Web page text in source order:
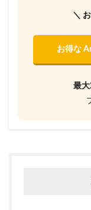
＼
お得な
最